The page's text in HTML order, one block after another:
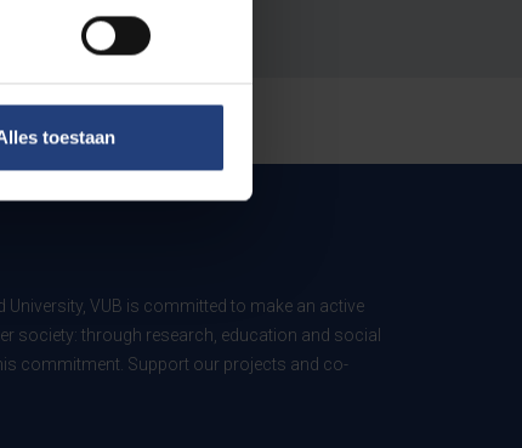
toestaan
University, VUB is committed to make an active
society: through research, education and social
commitment. Support our projects and co-